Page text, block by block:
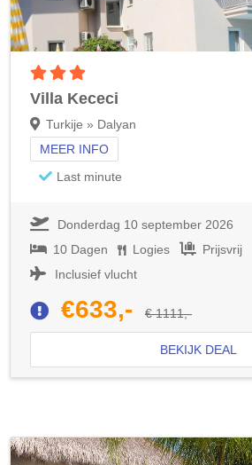
Villa Kececi
Turkije » Dalyan
MEER INFO
Last minute
Donderdag 10 september 2026
10 Dagen
Logies
Prijsvrij
Inclusief vlucht
€633,- € 1111,-
BEKIJK DEAL